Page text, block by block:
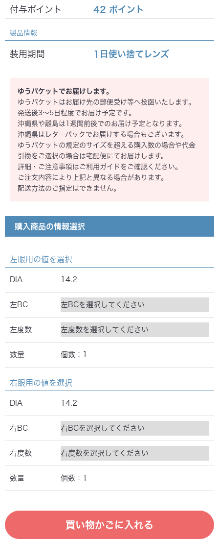
詳細を見る
2WEEKO2 MOIST
瞳の健康に必要な酸素をたっぷり通す、 シリ
コーンハイドロゲル素材。
詳細を見る
CREO CARE
会員マイページ
付与ポイント 42 ポイント
製品情報
装用期間 1日使い捨てレンズ
ゆうパケットでお届けします。
ゆうパケットはお届け先の郵便受け等へ投函いたします。
発送後3～5日程度でお届け予定です。
沖縄県や離島は1週間前後でのお届け予定となります。
沖縄県はレターパックでお届けする場合もございます。
ゆうパケットの規定のサイズを超える購入数の場合や代金
引換をご選択の場合は宅配便にてお届けします。
詳細・ご注意事項はご利用ガイドをご確認ください。
ご注文内容により上記と異なる場合があります。
配送方法のご指定はできません。
購入商品の情報選択
左眼用の値を選択
DIA 14.2
左BC
左度数
数量 個数：
右眼用の値を選択
DIA 14.2
右BC
右度数
数量 個数：
買い物かごに入れる